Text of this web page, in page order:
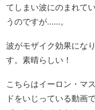
てしまい波にのまれて
うのですが……。
波がモザイク効果にな
す。素晴らしい！
こちらはイーロン・マ
ドをいじっている動画